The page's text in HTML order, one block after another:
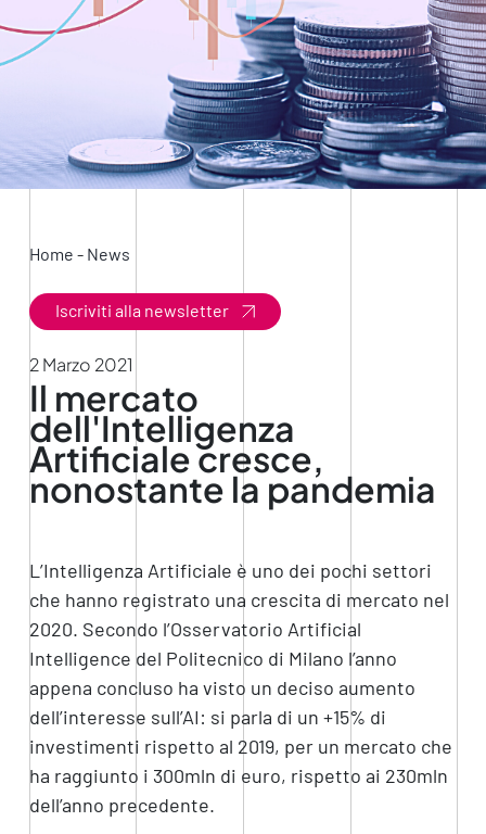
Home - News
Iscriviti alla newsletter
2 Marzo 2021
Il mercato
dell'Intelligenza
Artificiale cresce,
nonostante la pandemia
L’Intelligenza Artificiale è uno dei pochi settori
che hanno registrato una crescita di mercato nel
2020. Secondo l’Osservatorio Artificial
Intelligence del Politecnico di Milano l’anno
appena concluso ha visto un deciso aumento
dell’interesse sull’AI: si parla di un +15% di
investimenti rispetto al 2019, per un mercato che
ha raggiunto i 300mln di euro, rispetto ai 230mln
dell’anno precedente.